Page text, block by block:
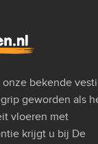
bekende
geworden als
vloeren met
krijgt u bij De